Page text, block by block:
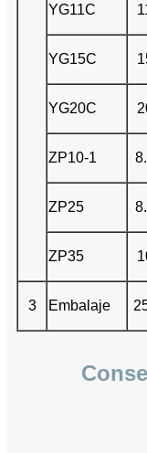
YG11C
YG15C
YG20C
ZP10-1
ZP25
ZP35
3 Embalaje